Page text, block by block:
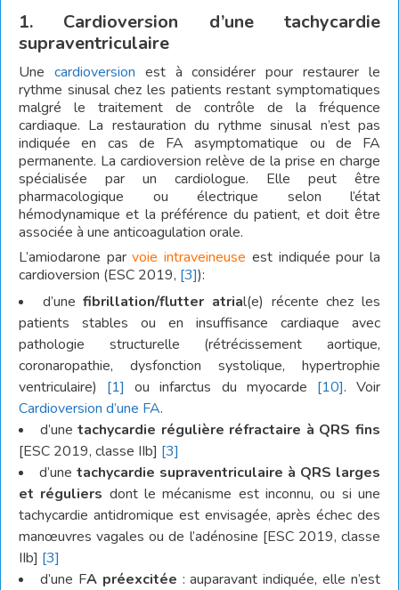
1. Cardioversion d’une tachycardie
supraventriculaire
Une cardioversion est à considérer pour restaurer le
rythme sinusal chez les patients restant symptomatiques
malgré le traitement de contrôle de la fréquence
cardiaque. La restauration du rythme sinusal n’est pas
indiquée en cas de FA asymptomatique ou de FA
permanente. La cardioversion relève de la prise en charge
spécialisée par un cardiologue. Elle peut être
pharmacologique ou électrique selon l’état
hémodynamique et la préférence du patient, et doit être
associée à une anticoagulation orale.
L’amiodarone parvoie intraveineuse est indiquée pour la
cardioversion (ESC 2019, [3]):
d’unefibrillation/flutter atrial(e) récente chez les
patients stables ou en insuffisance cardiaque avec
pathologie structurelle (rétrécissement aortique,
coronaropathie, dysfonction systolique, hypertrophie
ventriculaire) [1] ou infarctus du myocarde [10]. Voir
Cardioversion d’une FA.
d’unetachycardie régulière réfractaire à QRS fins
[ESC 2019, classe IIb] [3]
d’une tachycardie supraventriculaire à QRS larges
et réguliers dont le mécanisme est inconnu, ou si une
tachycardie antidromique est envisagée, après échec des
manœuvres vagales ou de l’adénosine [ESC 2019, classe
IIb] [3]
d’une FA préexcitée : auparavant indiquée, elle n’est